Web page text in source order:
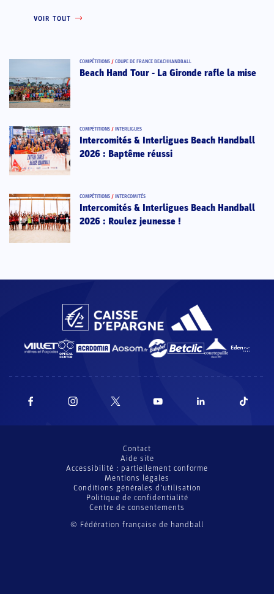
VOIR TOUT
COMPÉTITIONS / COUPE DE FRANCE BEACHHANDBALL
Beach Hand Tour - La Gironde rafle la mise
COMPÉTITIONS / INTERLIGUES
Intercomités & Interligues Beach Handball
2026 : Baptême réussi
COMPÉTITIONS / INTERCOMITÉS
Intercomités & Interligues Beach Handball
2026 : Roulez jeunesse !
© Fédération française de handball
Contact
Aide site
Accessibilité : partiellement conforme
Mentions légales
Conditions générales d’utilisation
Politique de confidentialité
Centre de consentements